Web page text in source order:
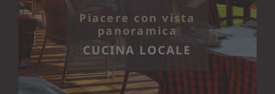
Piacere con vista
panoramica
CUCINA LOCALE